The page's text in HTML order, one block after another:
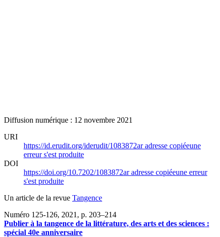
Diffusion numérique : 12 novembre 2021
URI
https://id.erudit.org/iderudit/1083872aradresse copiéeune
erreur s'est produite
DOI
https://doi.org/10.7202/1083872aradresse copiéeune erreur
s'est produite
Un article de la revue Tangence
Numéro 125-126, 2021 , p. 203–214
Publier à la tangence de la littérature, des arts et des sciences :
spécial 40e anniversaire